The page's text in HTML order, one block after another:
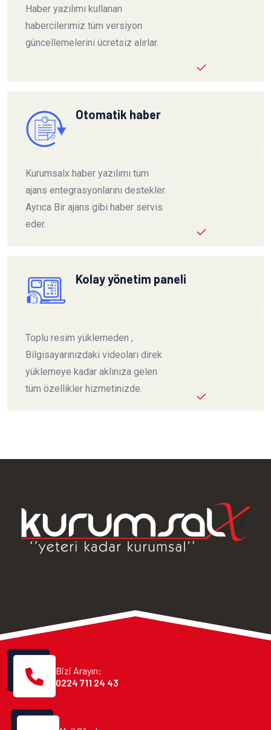
Haber yazılımı kullanan
habercilerimiz tüm versiyon
güncellemelerini ücretsiz alırlar.
Otomatik haber
Kurumsalx haber yazılımı tüm
ajans entegrasyonlarını destekler.
Ayrıca Bir ajans gibi haber servis
eder.
Kolay yönetim paneli
Toplu resim yüklemeden ,
Bilgisayarınızdaki videoları direk
yüklemeye kadar aklınıza gelen
tüm özellikler hizmetinizde.
Bizi Arayın:
0224 711 24 43